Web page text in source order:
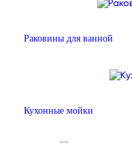
Раковины для ванной
Кухонные мойки